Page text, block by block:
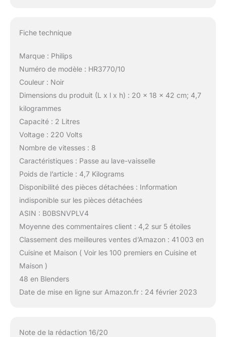
Fiche technique
Marque : Philips
Numéro de modèle : HR3770/10
Couleur : Noir
Dimensions du produit (L x l x h) : 20 x 18 x 42 cm; 4,7
kilogrammes
Capacité : 2 Litres
Voltage : 220 Volts
Nombre de vitesses : 8
Caractéristiques : Passe au lave-vaisselle
Poids de l’article : 4,7 Kilograms
Disponibilité des pièces détachées : Information
indisponible sur les pièces détachées
ASIN : B0BSNVPLV4
Moyenne des commentaires client : 4,2 sur 5 étoiles
Classement des meilleures ventes d’Amazon : 41 003 en
Cuisine et Maison ( Voir les 100 premiers en Cuisine et
Maison )
48 en Blenders
Date de mise en ligne sur Amazon.fr : 24 février 2023
Note de la rédaction 16/20